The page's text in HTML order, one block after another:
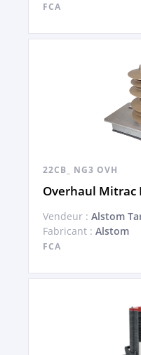
FCA
22CB_ NG3 OVH
Overhaul Mitrac
Vendeur : Alstom
Fabricant : Alstom
FCA